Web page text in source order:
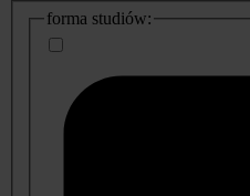
dodatkowe
informacje
forma studiów: